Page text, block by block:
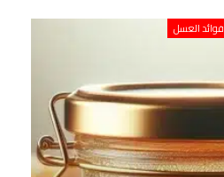
فوائد العسل